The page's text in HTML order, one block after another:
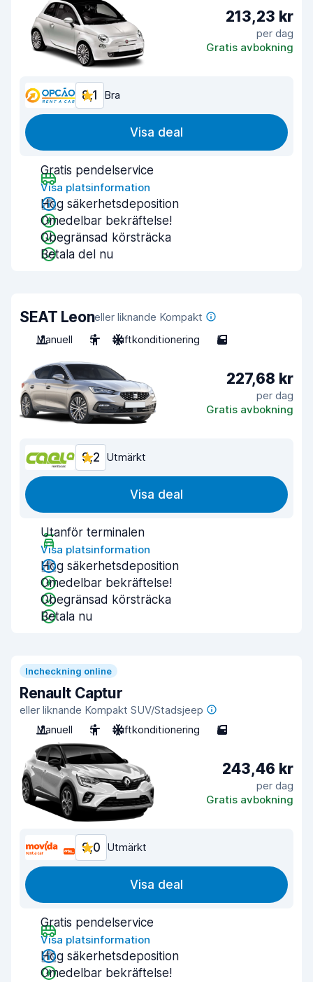
213,23 kr
per dag
Gratis avbokning
8,1 Bra
Visa deal
Gratis pendelservice
Visa platsinformation
Hög säkerhetsdeposition
Omedelbar bekräftelse!
Obegränsad körsträcka
Betala del nu
SEAT Leoneller liknande Kompakt
Manuell
5 Luftkonditionering 5
227,68 kr
per dag
Gratis avbokning
9,2 Utmärkt
Visa deal
Utanför terminalen
Visa platsinformation
Hög säkerhetsdeposition
Omedelbar bekräftelse!
Obegränsad körsträcka
Betala nu
Incheckning online
Renault Captur
eller liknande Kompakt SUV/Stadsjeep
Manuell
5 Luftkonditionering 5
243,46 kr
per dag
Gratis avbokning
9,0 Utmärkt
Visa deal
Gratis pendelservice
Visa platsinformation
Hög säkerhetsdeposition
Omedelbar bekräftelse!